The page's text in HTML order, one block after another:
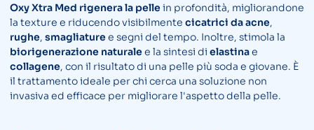
Oxy Xtra Med rigenera la pellein profondità, migliorandone
la texture e riducendo visibilmente cicatrici da acne,
rughe, smagliaturee segni del tempo. Inoltre, stimola la
biorigenerazione naturalee la sintesi di elastinae
collagene, con il risultato di una pelle più soda e giovane. È
il trattamento ideale per chi cerca una soluzione non
invasiva ed efficace per migliorare l'aspetto della pelle.